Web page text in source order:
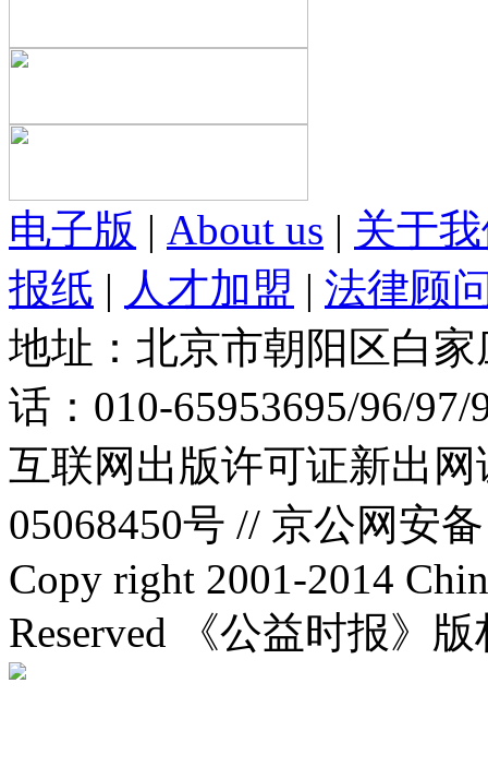
电子版 | About us | 关于
报纸 | 人才加盟 | 法律顾
地址：北京市朝阳区白
话：010-65953695/96/
互联网出版许可证新出
05068450号 // 京公网安
Copy right 2001-2014
Reserved 《公益时报》